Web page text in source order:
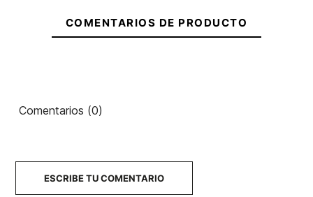
COMENTARIOS DE PRODUCTO
Comentarios (0)
ESCRIBE TU COMENTARIO